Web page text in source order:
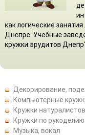
как логические
Днепре. Учебные
кружки эрудитов
Декорирование,
Компьютерные
Кружки натуралистов
Кружки по рукоделию
Музыка, вокал